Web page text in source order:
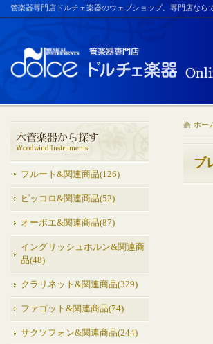
管楽器専門店ドルチェ楽器のウェブショップ。専門店な
フルート&関連商品(126)
ピッコロ&関連商品(52)
オーボエ&関連商品(87)
イングリッシュホルン&関連商
品(48)
クラリネット&関連商品(329)
ファゴット&関連商品(74)
サクソフォン&関連商品(244)
ホー
ブ